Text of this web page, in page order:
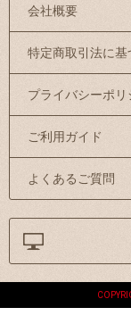
会社概要
特定商取引法に基
プライバシーポリ
ご利用ガイド
よくあるご質問